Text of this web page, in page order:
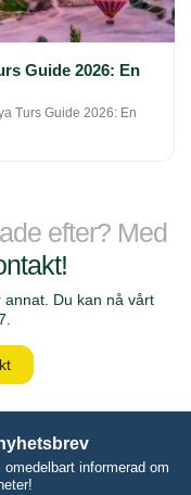
Guide 2026: En
Turs Guide 2026: En
efter? Med
Du kan nå vårt
informerad om